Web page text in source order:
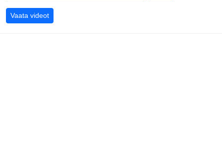
Vaata videotAustraalia GP 2008 - võistlus, start